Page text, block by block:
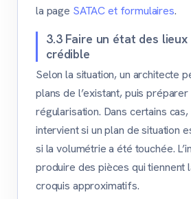
la page SATAC et formulaires.
3.3 Faire un état des
crédible
Selon la situation, un architecte
plans de l’existant, puis
régularisation. Dans certains
intervient si un plan de situation
si la volumétrie a été touchée.
produire des pièces qui tiennent
croquis approximatifs.